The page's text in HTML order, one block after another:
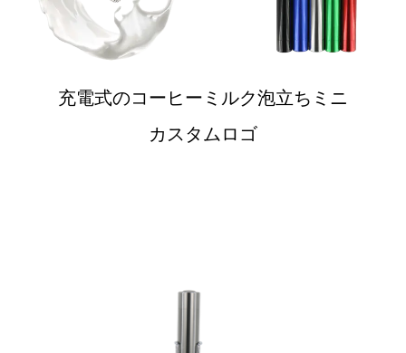
充電式のコーヒーミルク泡立ちミニ
カスタムロゴ